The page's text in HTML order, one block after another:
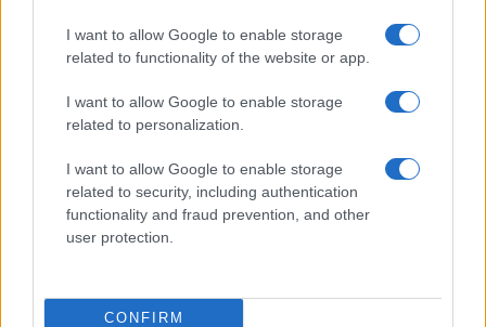
I want to allow Google to enable storage
related to functionality of the website or app.
I want to allow Google to enable storage
related to personalization.
I want to allow Google to enable storage
related to security, including authentication
functionality and fraud prevention, and other
user protection.
CONFIRM